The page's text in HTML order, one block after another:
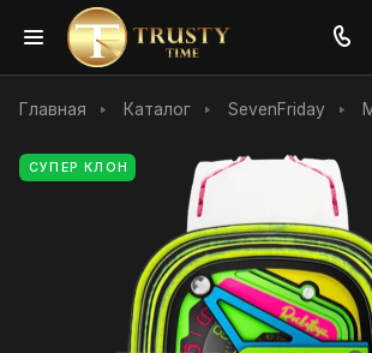
Главная Каталог SevenFriday
СУПЕР КЛОН